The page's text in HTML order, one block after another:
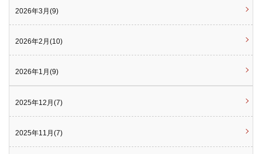
2026年3月(9)
2026年2月(10)
2026年1月(9)
2025年12月(7)
2025年11月(7)